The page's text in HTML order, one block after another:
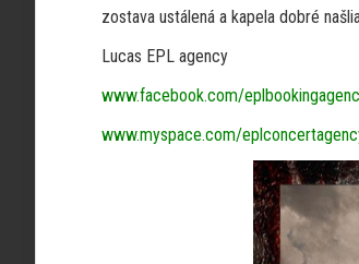
zostava ustálená a kapela dobré
Lucas EPL agency
www.facebook.com/
www.myspace.com/